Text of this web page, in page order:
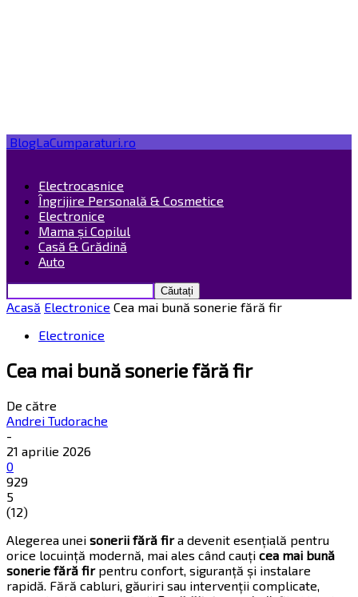
BlogLaCumparaturi.ro
Electrocasnice
Îngrijire Personală & Cosmetice
Electronice
Mama și Copilul
Casă & Grădină
Auto
Acasă Electronice Cea mai bună sonerie fără fir
Electronice
Cea mai bună sonerie fără fir
De către
Andrei Tudorache
-
21 aprilie 2026
0
929
5
(12)
Alegerea unei sonerii fără fira devenit esențială pentru
orice locuință modernă, mai ales când cauți cea mai bună
sonerie fără firpentru confort, siguranță și instalare
rapidă. Fără cabluri, găuriri sau intervenții complicate,